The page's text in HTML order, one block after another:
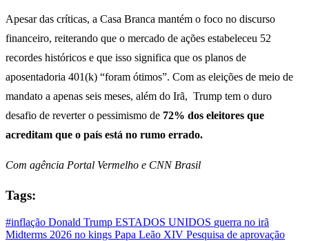
Apesar das críticas, a Casa Branca mantém o foco no discurso
financeiro, reiterando que o mercado de ações estabeleceu 52
recordes históricos e que isso significa que os planos de
aposentadoria 401(k) “foram ótimos”. Com as eleições de meio de
mandato a apenas seis meses, além do Irã, Trump tem o duro
desafio de reverter o pessimismo de 72% dos eleitores que
acreditam que o país está no rumo errado.
Com agência Portal Vermelho e CNN Brasil
Tags:
#inflação Donald Trump ESTADOS UNIDOS guerra no irã
Midterms 2026 no kings Papa Leão XIV Pesquisa de aprovação